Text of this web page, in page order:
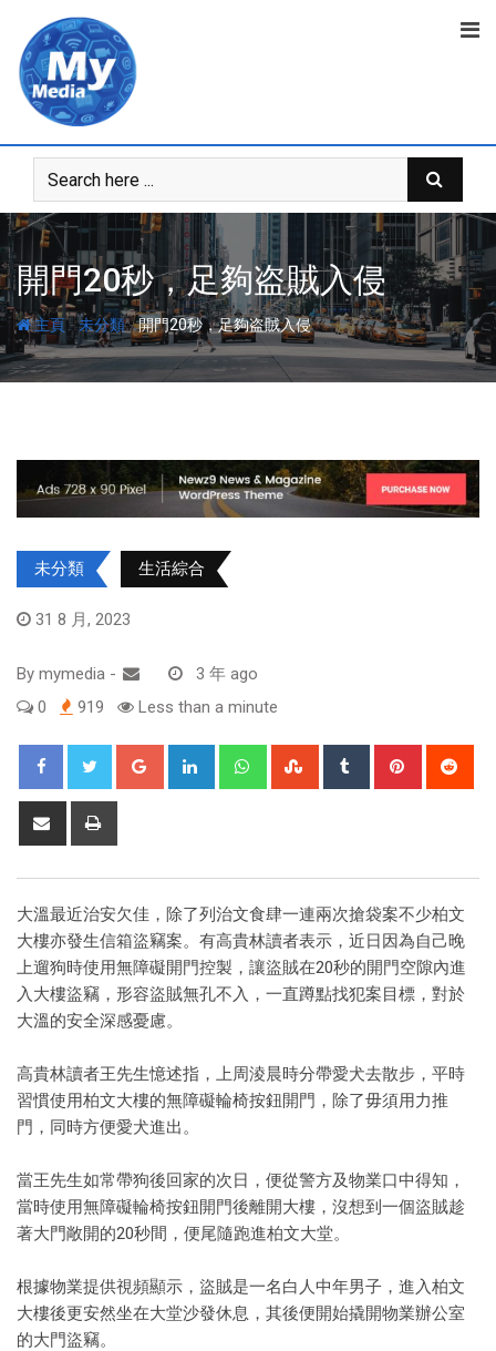
開門20秒，足夠盗賊入侵
主頁-未分類-開門20秒，足夠盗賊入侵
未分類 生活綜合
31 8 月, 2023
By mymedia -
3 年 ago
0
919 Less than a minute
大溫最近治安欠佳，除了列治文食肆一連兩次搶袋案不少柏文
大樓亦發生信箱盜竊案。有高貴林讀者表示，近日因為自己晚
上遛狗時使用無障礙開門控製，讓盜賊在20秒的開門空隙內進
入大樓盜竊，形容盜賊無孔不入，一直蹲點找犯案目標，對於
大溫的安全深感憂慮。
高貴林讀者王先生憶述指，上周淩晨時分帶愛犬去散步，平時
習慣使用柏文大樓的無障礙輪椅按鈕開門，除了毋須用力推
門，同時方便愛犬進出。
當王先生如常帶狗後回家的次日，便從警方及物業口中得知，
當時使用無障礙輪椅按鈕開門後離開大樓，沒想到一個盜賊趁
著大門敞開的20秒間，便尾隨跑進柏文大堂。
根據物業提供視頻顯示，盜賊是一名白人中年男子，進入柏文
大樓後更安然坐在大堂沙發休息，其後便開始撬開物業辦公室
的大門盜竊。